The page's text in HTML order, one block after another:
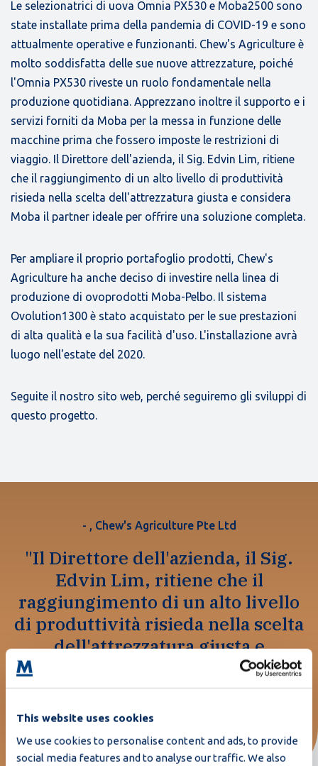
This website uses cookies
We use cookies to personalise content and ads, to provide
social media features and to analyse our traffic. We also
Le selezionatrici di uova Omnia PX530 e Moba2500 sono
state installate prima della pandemia di COVID-19 e sono
attualmente operative e funzionanti. Chew's Agriculture è
molto soddisfatta delle sue nuove attrezzature, poiché
l'Omnia PX530 riveste un ruolo fondamentale nella
produzione quotidiana. Apprezzano inoltre il supporto e i
servizi forniti da Moba per la messa in funzione delle
macchine prima che fossero imposte le restrizioni di
viaggio. Il Direttore dell'azienda, il Sig. Edvin Lim, ritiene
che il raggiungimento di un alto livello di produttività
risieda nella scelta dell'attrezzatura giusta e considera
Moba il partner ideale per offrire una soluzione completa.
Per ampliare il proprio portafoglio prodotti, Chew's
Agriculture ha anche deciso di investire nella linea di
produzione di ovoprodotti Moba-Pelbo. Il sistema
Ovolution1300 è stato acquistato per le sue prestazioni
di alta qualità e la sua facilità d'uso. L'installazione avrà
luogo nell'estate del 2020.
Seguite il nostro sito web, perché seguiremo gli sviluppi di
questo progetto.
- , Chew's Agriculture Pte Ltd
"Il Direttore dell'azienda, il Sig.
Edvin Lim, ritiene che il
raggiungimento di un alto livello
di produttività risieda nella scelta
dell'attrezzatura giusta e
considera Moba il partner ideale
per offrire una soluzione
completa."